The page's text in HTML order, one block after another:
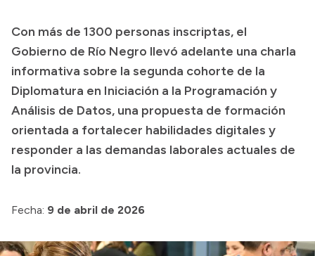
Con más de 1300 personas inscriptas, el
Gobierno de Río Negro llevó adelante una charla
informativa sobre la segunda cohorte de la
Diplomatura en Iniciación a la Programación y
Análisis de Datos, una propuesta de formación
orientada a fortalecer habilidades digitales y
responder a las demandas laborales actuales de
la provincia.
Fecha: 9 de abril de 2026